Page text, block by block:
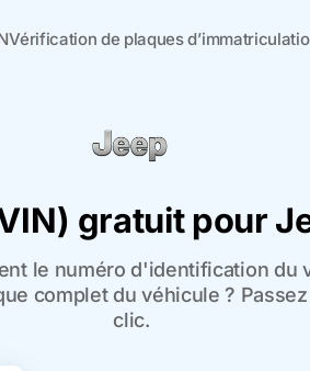
Vérification de plaques
gratuit pour
le numéro d'identification du
complet du véhicule ?
clic.